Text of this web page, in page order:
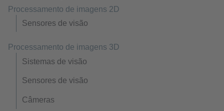
Processamento de imagens 2D
Sensores de visão
Processamento de imagens 3D
Sistemas de visão
Sensores de visão
Câmeras